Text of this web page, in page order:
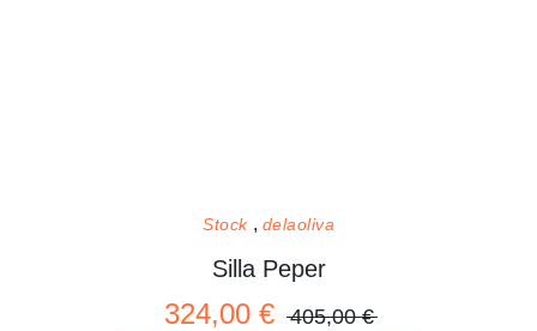
Stock delaoliva
Silla Peper
324,00 € 405,00 €